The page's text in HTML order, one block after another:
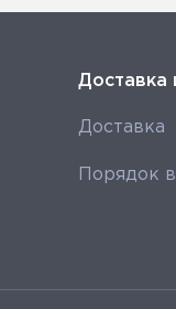
Доставка
Доставка
Порядок